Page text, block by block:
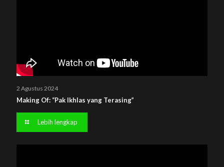
2 Agustus 2024
Making Of: “Pak Ikhlas yang Terasing”
Lebih lengkap